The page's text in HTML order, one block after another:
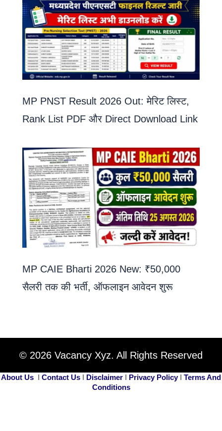
MP PNST Result 2026 Out: मेरिट लिस्ट,
Rank List PDF और Direct Download Link
MP CAIE Bharti 2026 New: ₹50,000
सैलरी तक की भर्ती, ऑफलाइन आवेदन शुरू
© 2026 Vacancy Xyz. All Rights Reserved
About Us I Contact Us I Disclaimer I Privacy PolicyI Terms And
Conditions